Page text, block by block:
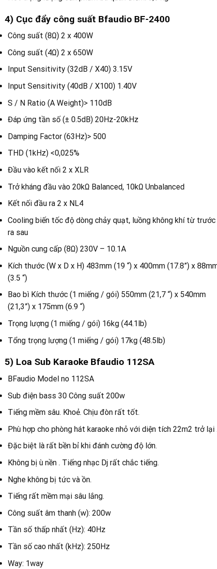
4) Cục đẩy công suất Bfaudio BF-2400
Công suất (8Ω) 2 x 400W
Công suất (4Ω) 2 x 650W
Input Sensitivity (32dB / X40) 3.15V
Input Sensitivity (40dB / X100) 1.40V
S / N Ratio (A Weight)> 110dB
Đáp ứng tần số (± 0.5dB) 20Hz-20kHz
Damping Factor (63Hz)> 500
THD (1kHz) <0,025%
Đầu vào kết nối 2 x XLR
Trở kháng đầu vào 20kΩ Balanced, 10kΩ Unbalanced
Kết nối đầu ra 2 x NL4
Cooling biến tốc độ dòng chảy quạt, luồng không khí từ trước
ra sau
Nguồn cung cấp (8Ω) 230V – 10.1A
Kích thước (W x D x H) 483mm (19 “) x 400mm (17.8”) x
(3.5 “)
Bao bì Kích thước (1 miếng / gói) 550mm (21,7 “) x 540mm
(21,3”) x 175mm (6.9 “)
Trọng lượng (1 miếng / gói) 16kg (44.1lb)
Tổng trọng lượng (1 miếng / gói) 17kg (48.5lb)
5) Loa Sub Karaoke Bfaudio 112SA
BFaudio Model no 112SA
Sub điện bass 30 Công suất 200w
Tiếng mềm sâu. Khoẻ. Chịu đòn rất tốt.
Phù hợp cho phòng hát karaoke nhỏ với diện tích 22m2 trở lại
Đặc biệt là rất bền bỉ khi đánh cường độ lớn.
Không bị ù nền . Tiếng nhạc Dj rất chắc tiếng.
Nghe không bị tức và ồn.
Tiếng rất mềm mại sâu lắng.
Công suất âm thanh (w): 200w
Tần số thấp nhất (Hz): 40Hz
Tần số cao nhất (kHz): 250Hz
Way: 1way